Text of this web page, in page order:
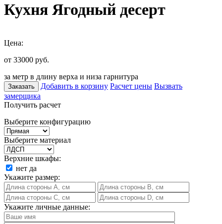
Кухня Ягодный десерт
Цена:
от 33000 руб.
за метр в длину верха и низа гарнитура
Заказать Добавить в корзину Расчет цены Вызвать
замерщика
Получить расчет
Выберите конфигурацию
Выберите материал
Верхние шкафы:
нет да
Укажите размер:
Укажите личные данные: